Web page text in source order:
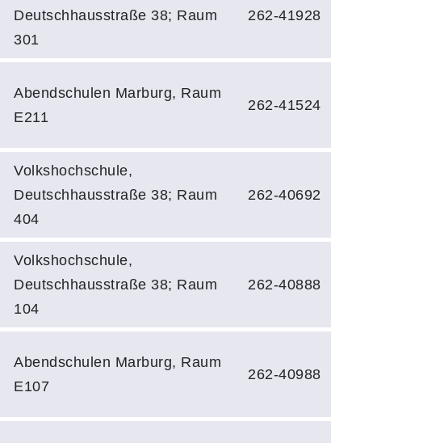
Deutschhausstraße 38; Raum
301
262-41928
Abendschulen Marburg, Raum
E211
262-41524
Volkshochschule,
Deutschhausstraße 38; Raum
404
262-40692
Volkshochschule,
Deutschhausstraße 38; Raum
104
262-40888
Abendschulen Marburg, Raum
E107
262-40988